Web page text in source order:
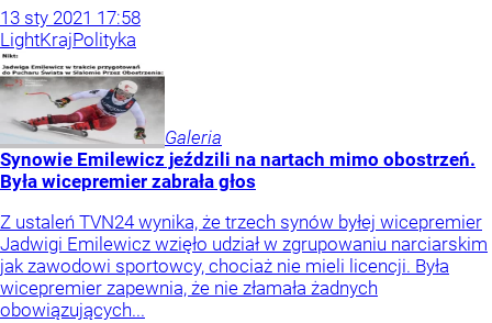
13 sty 2021 17:58
LightKrajPolityka
Galeria
Synowie Emilewicz jeździli na nartach mimo obostrzeń.
Była wicepremier zabrała głos
Z ustaleń TVN24 wynika, że trzech synów byłej wicepremier
Jadwigi Emilewicz wzięło udział w zgrupowaniu narciarskim
jak zawodowi sportowcy, chociaż nie mieli licencji. Była
wicepremier zapewnia, że nie złamała żadnych
obowiązujących...